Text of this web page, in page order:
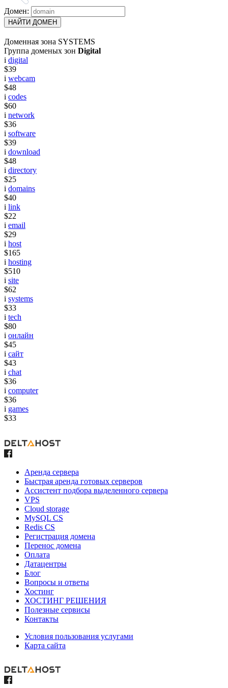
Домен:
НАЙТИ ДОМЕН
Доменная зона SYSTEMS
Группа доменых зон Digital
i digital
$39
i webcam
$48
i codes
$60
i network
$36
i software
$39
i download
$48
i directory
$25
i domains
$40
i link
$22
i email
$29
i host
$165
i hosting
$510
i site
$62
i systems
$33
i tech
$80
i онлайн
$45
i сайт
$43
i chat
$36
i computer
$36
i games
$33
Аренда сервера
Быстрая аренда готовых серверов
Ассистент подбора выделенного сервера
VPS
Cloud storage
MySQL CS
Redis CS
Регистрация домена
Перенос домена
Оплата
Датацентры
Блог
Вопросы и ответы
Хостинг
ХОСТИНГ РЕШЕНИЯ
Полезные сервисы
Контакты
Условия пользования услугами
Карта сайта